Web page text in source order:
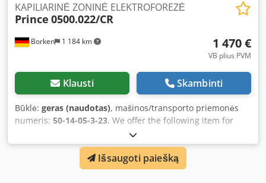
Borken 1 184 km
KAPILIARINĖ ZONINĖ ELEKTROFOREZĖ
Prince 0500.022/CR
1 470 €
VB plius PVM
Klausti Skambinti
Būklė: geras (naudotas), mašinos/transporto priemonės
numeris: 50-14-05-3-23, We offer the following item for
sale: Article number: 12878 Prince Technologies PrinCe 560
Capillary Zone Electrophoresis System Connections: Mains
power, HV control, Parallel Port A, Parallel Port B, Serial
Port A (RS232), Serial Port B (RS232). Technical data:
Išsaugoti paiešką